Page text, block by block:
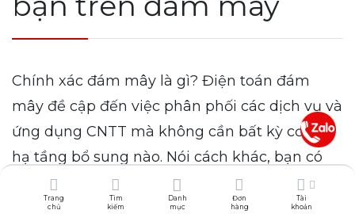
Trang
chủ
Tìm
kiếm
Danh
mục
Đơn
hàng
Tài
khoản
Chính xác đám mây là gì? Điện toán đám
mây đề cập đến việc phân phối các dịch vụ và
ứng dụng CNTT mà không cần bất kỳ cơ sở
hạ tầng bổ sung nào. Nói cách khác, bạn có
thể chạy các ứng dụng thông qua trình duyệt
web của bạn mà không cần phải tốn nhiều